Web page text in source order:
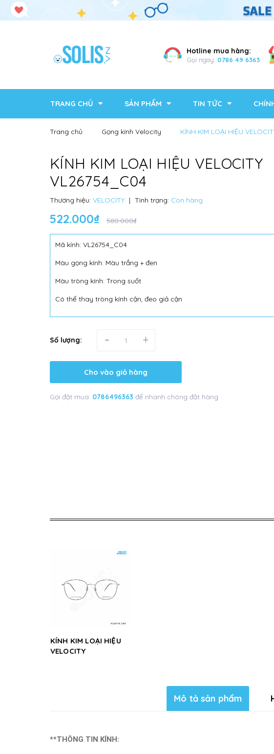
Hotline mua hàng:
Gọi ngay: 0786 49 6363
TRANG CHỦ SẢN PHẨM TIN TỨC
Trang chủ Gọng kính Velocity KÍNH KIM LOẠI HIỆU
KÍNH KIM LOẠI HIỆU VELOCITY
VL26754_C04
Thương hiệu: VELOCITY | Tình trạng: Còn hàng
522.000₫ 580.000₫
Mã kính: VL26754_C04
Màu gọng kính: Màu trắng + đen
Màu tròng kính: Trong suốt
Có thể thay tròng kính cận, đeo giả cận
Số lượng: - +
Cho vào giỏ hàng
Gọi đặt mua: 0786496363 để nhanh chóng đặt hàng
KÍNH KIM LOẠI HIỆU
VELOCITY
Mô tả sản phẩm
**THÔNG TIN KÍNH: